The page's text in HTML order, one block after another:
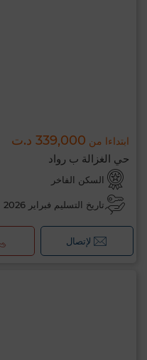
ابتداءا من 339,000 د.ت
حي الغزالة ب رواد
السكن الفاخر
تاريخ التسليم فبراير 2026
لإتصال